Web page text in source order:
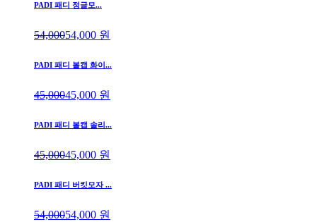
PADI 패디 정글모...
54,00054,000 원
PADI 패디 볼캡 화이...
45,00045,000 원
PADI 패디 볼캡 솔리...
45,00045,000 원
PADI 패디 버킷모자 ...
54,00054,000 원